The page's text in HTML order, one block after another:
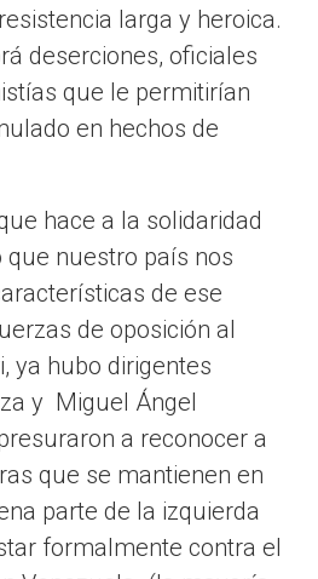
larga y heroica.
deserciones, oficiales
que le permitirían
en hechos de
hace a la solidaridad
que nuestro país nos
de ese
de oposición al
ya hubo dirigentes
y Miguel Ángel
a reconocer a
que se mantienen en
parte de la izquierda
formalmente contra el